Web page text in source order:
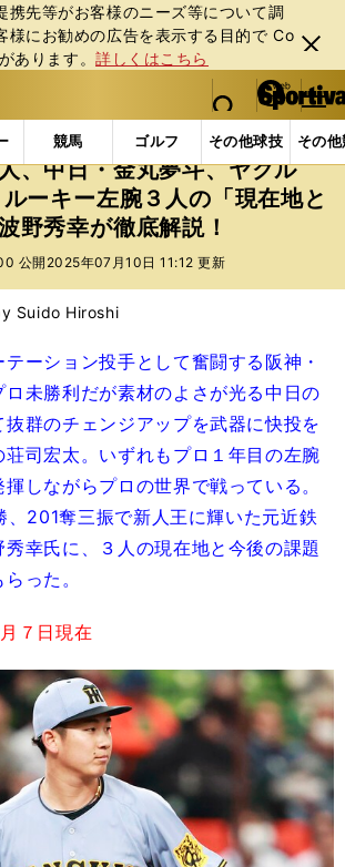
携先等がお客様のニーズ等について調
様にお勧めの広告を表⽰する⽬的で Co
あります。詳しくはこちら
閉じ
る
web Sportiva (webスポルティーバ)
検索
マイペ
ー
ジ
メニュ
競馬 ゴルフ その他球技 その
覧 プロ野球 阪神・伊原陵人、中日・
、中日・金丸夢斗、ヤクル
ルーキー左腕３人の「現在地と
野秀幸が徹底解説！
公開 2025年07月10日 11:12 更新
Suido Hiroshi
ーション投手として奮闘する阪神・
未勝利だが素材のよさが光る中日の
群のチェンジアップを武器に快投を
司宏太。いずれもプロ１年目の左腕
しながらプロの世界で戦っている。
、201奪三振で新人王に輝いた元近鉄
幸氏に、３人の現在地と今後の課題
った。
７日現在